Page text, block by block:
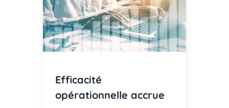
Efficacité
opérationnelle accrue